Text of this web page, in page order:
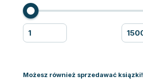
Możesz również sprzedawać ksiązki!